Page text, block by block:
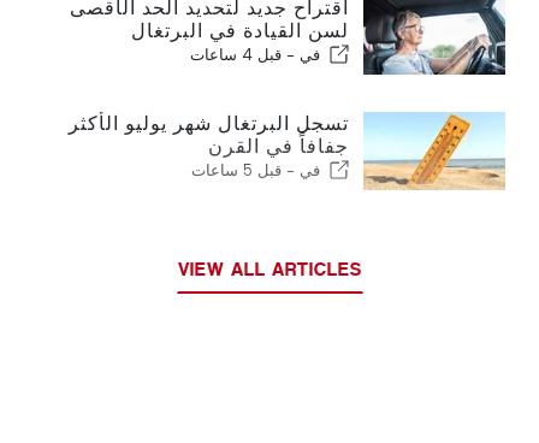
اقتراح جديد لتحديد الحد الأقصى
لسن القيادة في البرتغال
في - قبل 4 ساعات
تسجل البرتغال شهر يوليو الأكثر
جفافاً في القرن
في - قبل 5 ساعات
VIEW ALL ARTICLES